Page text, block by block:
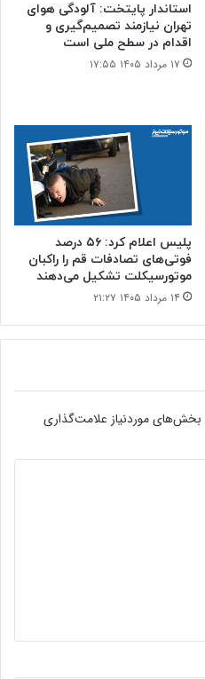
استاندار پایتخت: آلودگی هوای
تهران نیازمند تصمیم‌گیری و
اقدام در سطح ملی است
۱۷ مرداد ۱۴۰۵ ۱۷:۵۵
پلیس اعلام کرد: ۵۶ درصد
فوتی‌های تصادفات قم را راکبان
موتورسیکلت تشکیل می‌دهند
۱۴ مرداد ۱۴۰۵ ۲۱:۲۷
بخش‌های موردنیاز علامت‌گذاری